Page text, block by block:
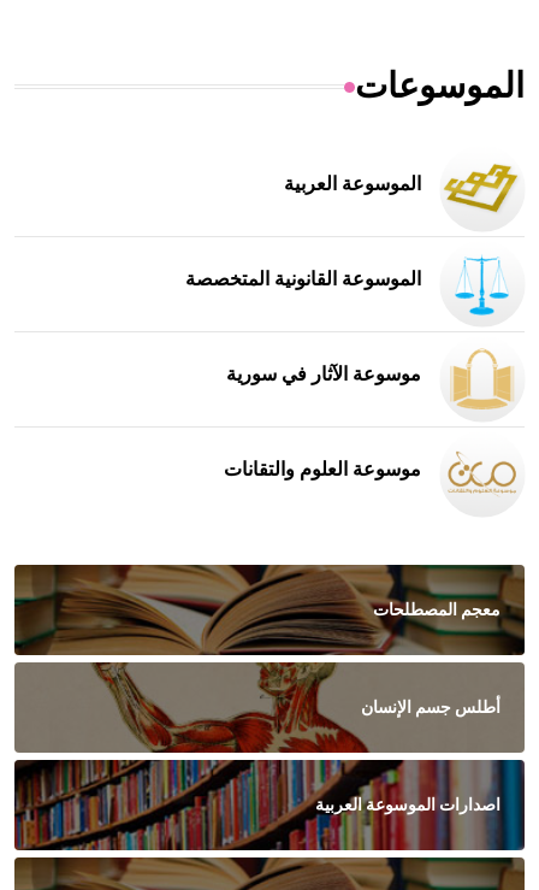
الموسوعات
الموسوعة العربية
الموسوعة القانونية المتخصصة
موسوعة الآثار في سورية
موسوعة العلوم والتقانات
معجم المصطلحات
أطلس جسم الإنسان
اصدارات الموسوعة العربية